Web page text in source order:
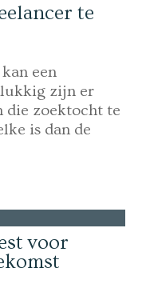
te
een
zijn er
die zoektocht te
is dan de
voor